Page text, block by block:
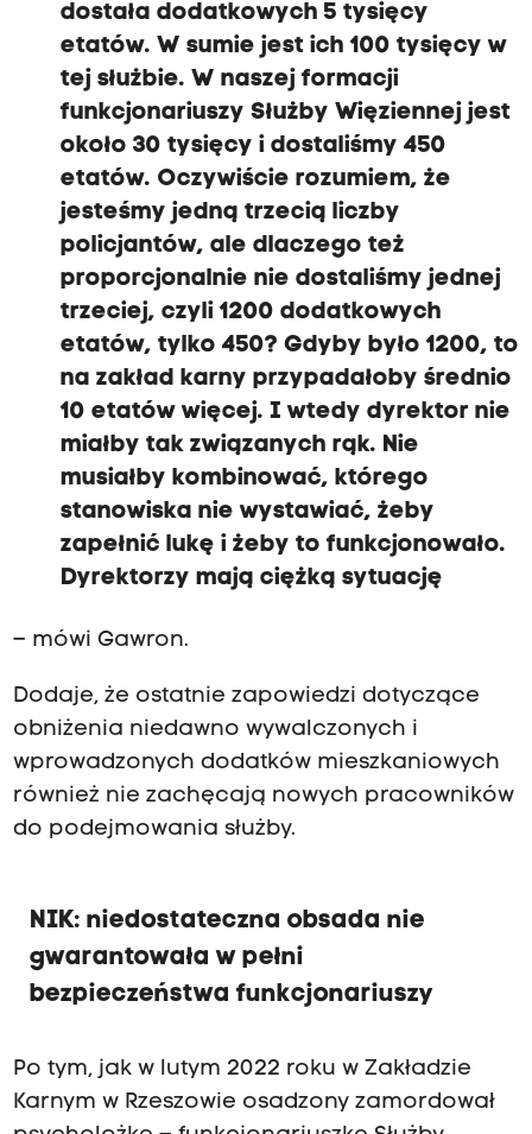
dostała dodatkowych 5 tysięcy
etatów. W sumie jest ich 100 tysięcy w
tej służbie. W naszej formacji
funkcjonariuszy Służby Więziennej jest
około 30 tysięcy i dostaliśmy 450
etatów. Oczywiście rozumiem, że
jesteśmy jedną trzecią liczby
policjantów, ale dlaczego też
proporcjonalnie nie dostaliśmy jednej
trzeciej, czyli 1200 dodatkowych
etatów, tylko 450? Gdyby było 1200, to
na zakład karny przypadałoby średnio
10 etatów więcej. I wtedy dyrektor nie
miałby tak związanych rąk. Nie
musiałby kombinować, którego
stanowiska nie wystawiać, żeby
zapełnić lukę i żeby to funkcjonowało.
Dyrektorzy mają ciężką sytuację
– mówi Gawron.
Dodaje, że ostatnie zapowiedzi dotyczące
obniżenia niedawno wywalczonych i
wprowadzonych dodatków mieszkaniowych
również nie zachęcają nowych pracowników
do podejmowania służby.
NIK: niedostateczna obsada nie
gwarantowała w pełni
bezpieczeństwa funkcjonariuszy
Po tym, jak w lutym 2022 roku w Zakładzie
Karnym w Rzeszowie osadzony zamordował